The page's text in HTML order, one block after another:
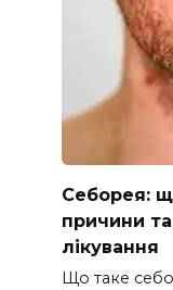
Себорея:
причини
лікування
Що таке